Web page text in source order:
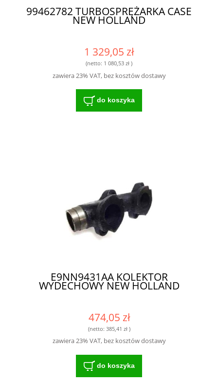
99462782 TURBOSPRĘŻARKA CASE
NEW HOLLAND
1 329,05 zł
(netto: 1 080,53 zł )
zawiera 23% VAT, bez kosztów dostawy
do koszyka
E9NN9431AA KOLEKTOR
WYDECHOWY NEW HOLLAND
474,05 zł
(netto: 385,41 zł)
zawiera 23% VAT, bez kosztów dostawy
do koszyka